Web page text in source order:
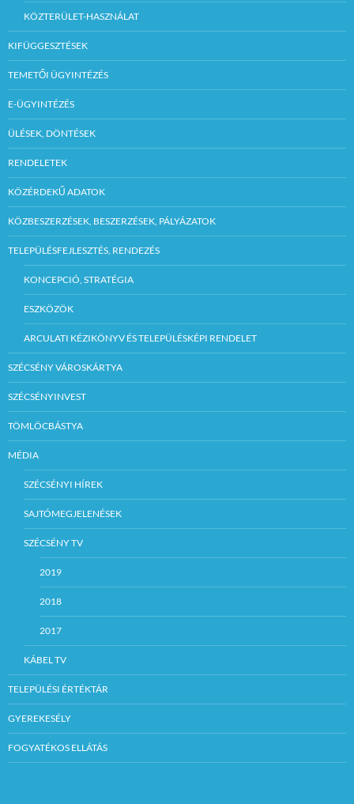
KÖZTERÜLET-HASZNÁLAT
KIFÜGGESZTÉSEK
TEMETŐI ÜGYINTÉZÉS
E-ÜGYINTÉZÉS
ÜLÉSEK, DÖNTÉSEK
RENDELETEK
KÖZÉRDEKŰ ADATOK
KÖZBESZERZÉSEK, BESZERZÉSEK, PÁLYÁZATOK
TELEPÜLÉSFEJLESZTÉS, RENDEZÉS
KONCEPCIÓ, STRATÉGIA
ESZKÖZÖK
ARCULATI KÉZIKÖNYV ÉS TELEPÜLÉSKÉPI RENDELET
SZÉCSÉNY VÁROSKÁRTYA
SZÉCSÉNYINVEST
TÖMLÖCBÁSTYA
MÉDIA
SZÉCSÉNYI HÍREK
SAJTÓMEGJELENÉSEK
SZÉCSÉNY TV
2019
2018
2017
KÁBEL TV
TELEPÜLÉSI ÉRTÉKTÁR
GYEREKESÉLY
FOGYATÉKOS ELLÁTÁS